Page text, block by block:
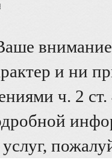
внимание
и ни
ч. 2